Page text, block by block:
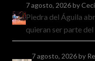
7 agosto, 2026by
Piedra del Águila
quieran ser parte
7 agosto, 2026by